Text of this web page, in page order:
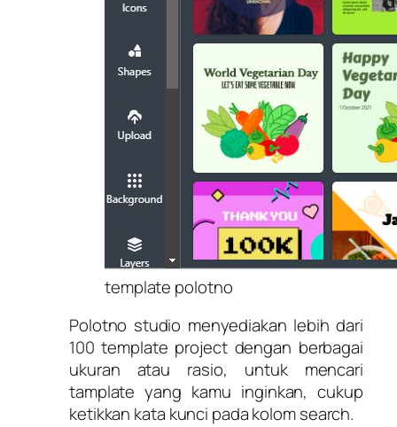
template polotno
Polotno studio menyediakan lebih dari
100 template project dengan berbagai
ukuran atau rasio, untuk mencari
tamplate yang kamu inginkan, cukup
ketikkan kata kunci pada kolom search.